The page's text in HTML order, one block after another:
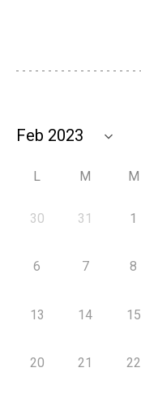
L M M
30 31 1
6 7 8
13 14 15
20 21 22